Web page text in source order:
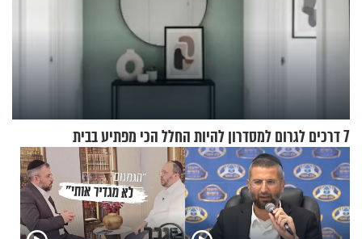
7 דרכים לגרום למסדרון להיות החלל הכי מפתיע בבית